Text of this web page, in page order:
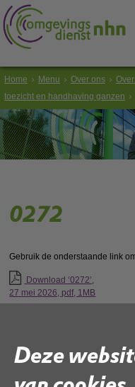
Deze
Home Menu Over ons
toezicht en handhaving ganzen
0272
Gebruik de onderstaande link
Download ‘0272’,
27 mei 2026, pdf, 1MB